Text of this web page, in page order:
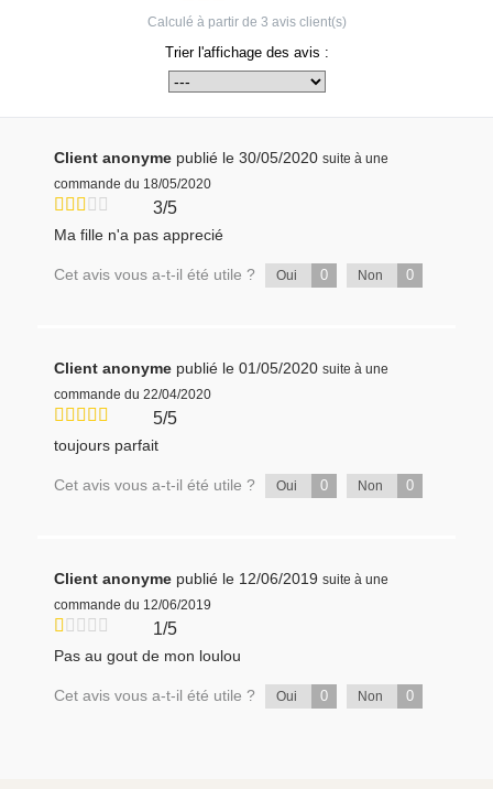
Calculé à partir de 3 avis client(s)
Trier l'affichage des avis :
Client anonyme publié le 30/05/2020 suite à une
commande du 18/05/2020
3/5
Ma fille n'a pas apprecié
Cet avis vous a-t-il été utile ? Oui 0 Non 0
Client anonyme publié le 01/05/2020 suite à une
commande du 22/04/2020
5/5
toujours parfait
Cet avis vous a-t-il été utile ? Oui 0 Non 0
Client anonyme publié le 12/06/2019 suite à une
commande du 12/06/2019
1/5
Pas au gout de mon loulou
Cet avis vous a-t-il été utile ? Oui 0 Non 0